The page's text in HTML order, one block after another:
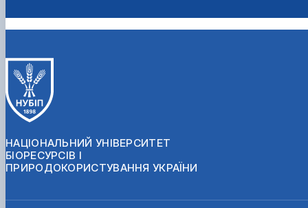
НАЦІОНАЛЬНИЙ УНІВЕРСИТЕТ
БІОРЕСУРСІВ І
ПРИРОДОКОРИСТУВАННЯ УКРАЇНИ